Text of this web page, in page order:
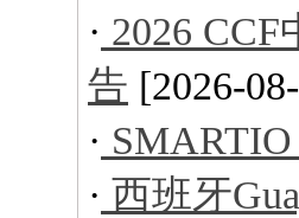
· 2026
告 [2026-
·
· 西班牙